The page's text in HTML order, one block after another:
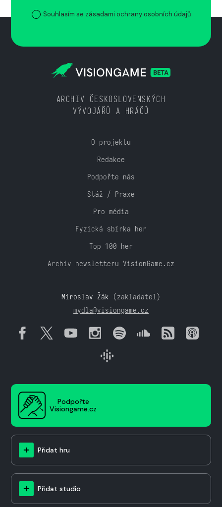
Souhlasím se zásadami ochrany osobních údajů
ARCHIV ČESKOSLOVENSKÝCH
VÝVOJÁŘŮ A HRÁČŮ
O projektu
Redakce
Podpořte nás
Stáž / Praxe
Pro média
Fyzická sbírka her
Top 100 her
Archiv newsletteru VisionGame.cz
Miroslav Žák (zakladatel)
mydla@visiongame.cz
Podpořte
Visiongame.cz
Přidat hru
Přidat studio